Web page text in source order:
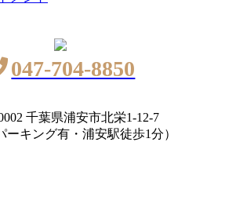
047-704-8850
千葉県浦安市北栄1-12-7
ーキング有・浦安駅徒歩1分）